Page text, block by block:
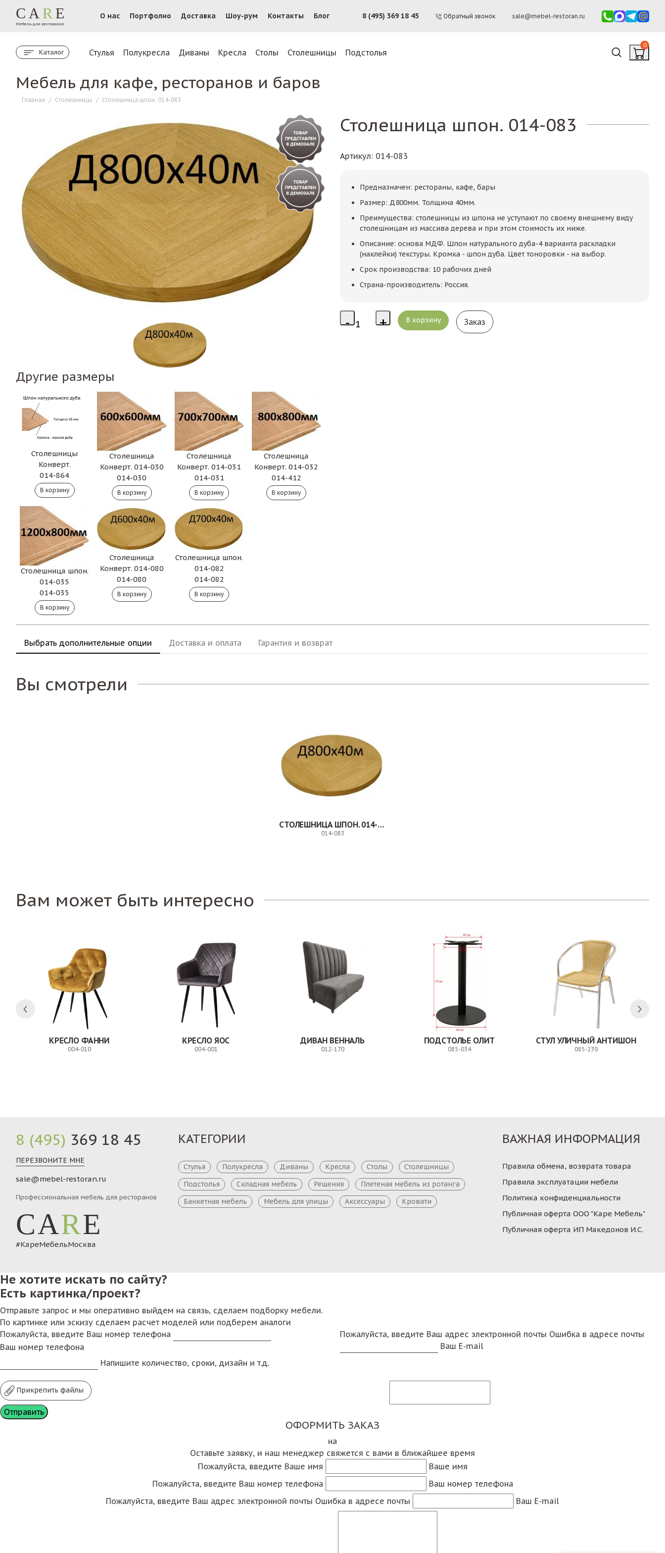
CA R E
Мебель для ресторанов
О нас Портфолио Доставка Шоу-рум Контакты Блог 8 (495) 369 18 45 Обратный звонок sale@mebel-restoran.ru
Каталог Стулья Полукресла Диваны Кресла Столы Столешницы Подстолья
0
Мебель для кафе, ресторанов и баров
Главная / Столешницы / Столешница шпон. 014-083
Другие размеры
Столешницы
Конверт.
014-864
Столешница
Конверт. 014-030
014-030
Столешница
Конверт. 014-031
014-031
Столешница
Конверт. 014-032
014-412
Столешница шпон.
014-035
014-035
Столешница
Конверт. 014-080
014-080
Столешница шпон.
014-082
014-082
Столешница шпон. 014-083
Артикул: 014-083
Предназначен: рестораны, кафе, бары
Размер: Д800мм. Толщина 40мм.
Преимущества: столешницы из шпона не уступают по своему внешнему виду
столешницам из массива дерева и при этом стоимость их ниже.
Описание: основа МДФ. Шпон натурального дуба-4 варианта раскладки
(наклейки) текстуры. Кромка - шпон дуба. Цвет тоноровки - на выбор.
Срок производства: 10 рабочих дней
Страна-производитель: Россия.
Заказ
Выбрать дополнительные опции Доставка и оплата Гарантия и возврат
Вы смотрели
СТОЛЕШНИЦА ШПОН. 014-083
014-083
Вам может быть интересно
КРЕСЛО ФАННИ
004-010
КРЕСЛО ЯОС
004-001
ДИВАН ВЕННАЛЬ
012-170
ПОДСТОЛЬЕ ОЛИТ
085-034
СТУЛ УЛИЧНЫЙ АНТИШОН
085-239
8 (495) 369 18 45
ПЕРЕЗВОНИТЕ МНЕ
sale@mebel-restoran.ru
Профессиональная мебель для ресторанов
CARE
#КареМебельМосква
КАТЕГОРИИ
Стулья Полукресла Диваны Кресла Столы
Столешницы
Подстолья
Складная мебель Решения
Плетеная мебель из ротанга
Банкетная мебель
Мебель для улицы Аксессуары Кровати
ВАЖНАЯ ИНФОРМАЦИЯ
Правила обмена, возврата товара
Правила эксплуатации мебели
Политика конфиденциальности
Публичная оферта ООО "Каре Мебель"
Публичная оферта ИП Македонов И.С.
Не хотите искать по сайту?
Есть картинка/проект?
Отправьте запрос и мы оперативно выйдем на связь, сделаем подборку мебели.
По картинке или эскизу сделаем расчет моделей или подберем аналоги
Пожалуйста, введите Ваш номер телефона
Ваш номер телефона
Пожалуйста, введите Ваш адрес электронной почты Ошибка в адресе почты
Ваш E-mail
Напишите количество, сроки, дизайн и т.д.
Прикрепить файлы
ОФОРМИТЬ ЗАКАЗ
на
Оставьте заявку, и наш менеджер свяжется с вами в ближайшее время
Пожалуйста, введите Ваше имя
Ваше имя
Пожалуйста, введите Ваш номер телефона
Ваш номер телефона
Пожалуйста, введите Ваш адрес электронной почты Ошибка в адресе почты Ваш E-mail